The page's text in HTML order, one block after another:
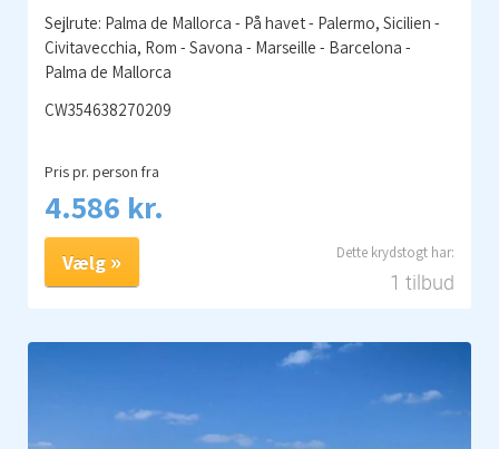
Sejlrute: Palma de Mallorca - På havet - Palermo, Sicilien -
Civitavecchia, Rom - Savona - Marseille - Barcelona -
Palma de Mallorca
CW354638270209
Pris pr. person fra
4.586 kr.
1 tilbud
Vælg